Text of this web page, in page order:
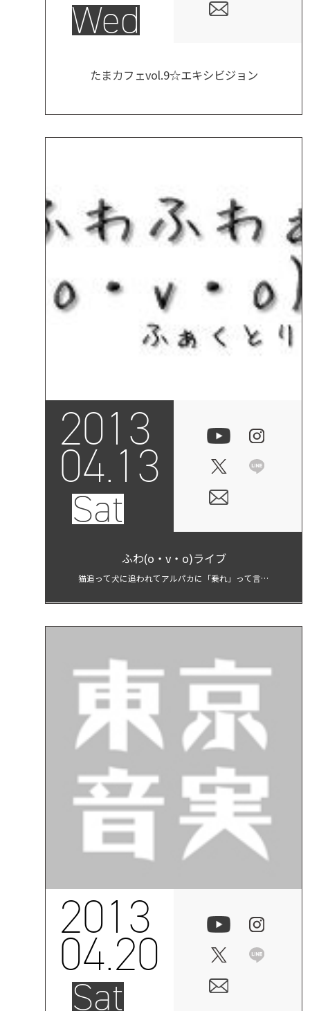
Wed
たまカフェvol.9☆エキシビジョン
2013
04.13
Sat
ふわ(o・v・o)ライブ
猫追って犬に追われてアルパカに「乗れ」って言わ
2013
04.20
Sat